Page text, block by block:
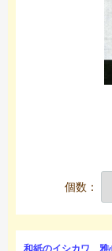
個数：
和紙のイシカワ 雅